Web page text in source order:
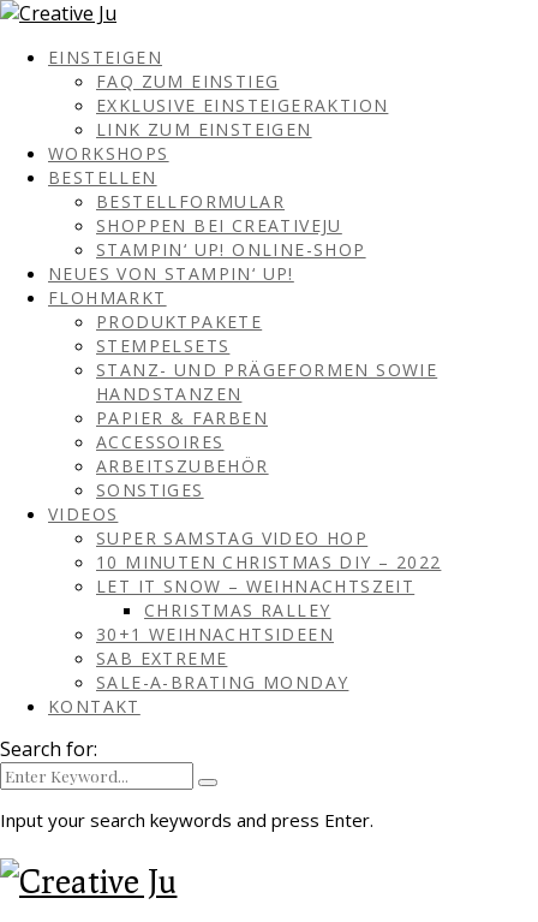
EINSTEIGEN
FAQ ZUM EINSTIEG
EXKLUSIVE EINSTEIGERAKTION
LINK ZUM EINSTEIGEN
WORKSHOPS
BESTELLEN
BESTELLFORMULAR
SHOPPEN BEI CREATIVEJU
STAMPIN‘ UP! ONLINE-SHOP
NEUES VON STAMPIN‘ UP!
FLOHMARKT
PRODUKTPAKETE
STEMPELSETS
STANZ- UND PRÄGEFORMEN SOWIE
HANDSTANZEN
PAPIER & FARBEN
ACCESSOIRES
ARBEITSZUBEHÖR
SONSTIGES
VIDEOS
SUPER SAMSTAG VIDEO HOP
10 MINUTEN CHRISTMAS DIY – 2022
LET IT SNOW – WEIHNACHTSZEIT
CHRISTMAS RALLEY
30+1 WEIHNACHTSIDEEN
SAB EXTREME
SALE-A-BRATING MONDAY
KONTAKT
Search for:
Input your search keywords and press Enter.